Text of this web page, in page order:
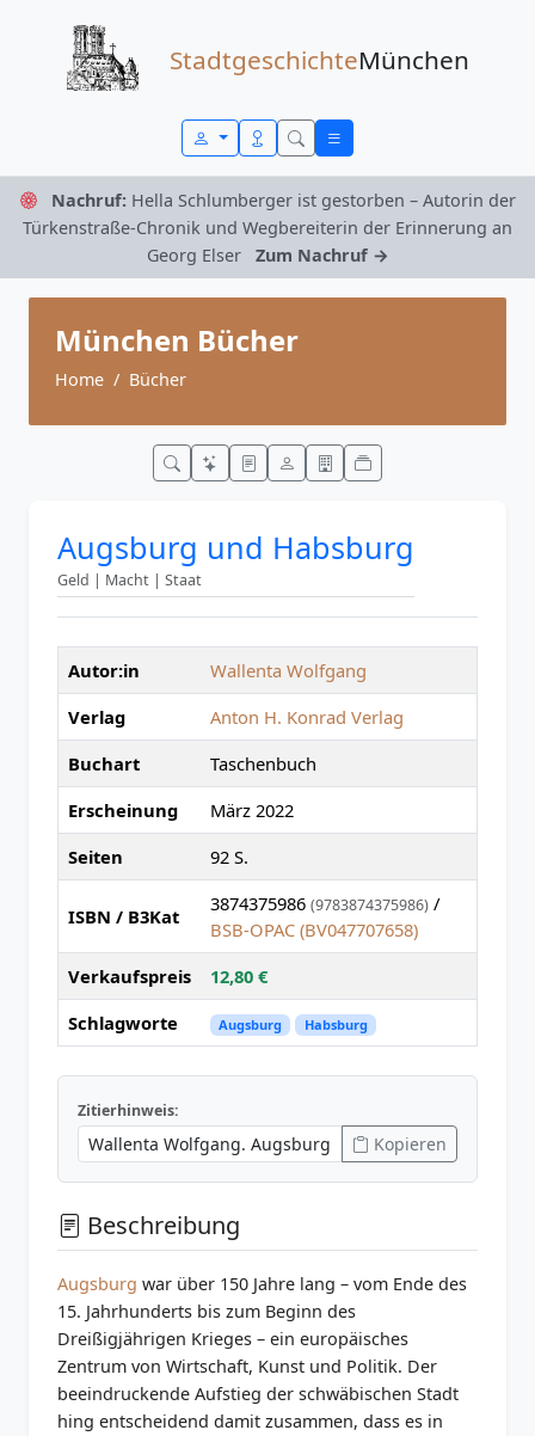
StadtgeschichteMünchen
Nachruf: Hella Schlumberger ist gestorben – Autorin der
Türkenstraße-Chronik und Wegbereiterin der Erinnerung an
Georg Elser
Zum Nachruf →
München Bücher
Home Bücher
Augsburg und Habsburg
Geld | Macht | Staat
Autor:in
Wallenta Wolfgang
Verlag
Anton H. Konrad Verlag
Buchart
Taschenbuch
Erscheinung
März 2022
Seiten
92 S.
ISBN / B3Kat
3874375986 (9783874375986) /
BSB-OPAC (BV047707658)
Verkaufspreis
12,80 €
Schlagworte
Augsburg Habsburg
Zitierhinweis:
Kopieren
Beschreibung
Augsburg war über 150 Jahre lang – vom Ende des
15. Jahrhunderts bis zum Beginn des
Dreißigjährigen Krieges – ein europäisches
Zentrum von Wirtschaft, Kunst und Politik. Der
beeindruckende Aufstieg der schwäbischen Stadt
hing entscheidend damit zusammen, dass es in